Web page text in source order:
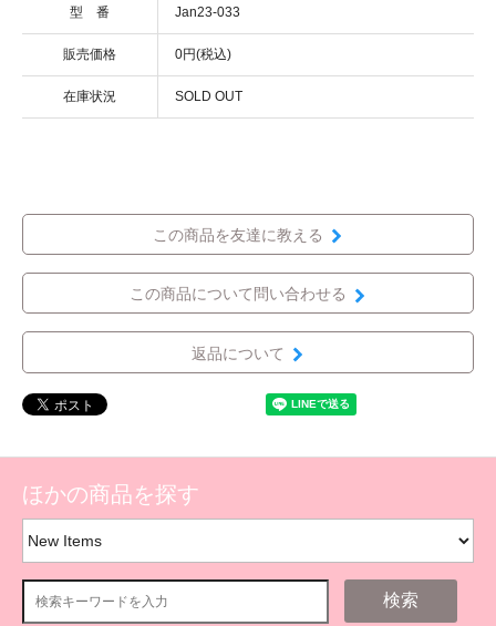
型 番 Jan23-033
販売価格 0円(税込)
在庫状況 SOLD OUT
この商品を友達に教える
この商品について問い合わせる
返品について
ほかの商品を探す
検索